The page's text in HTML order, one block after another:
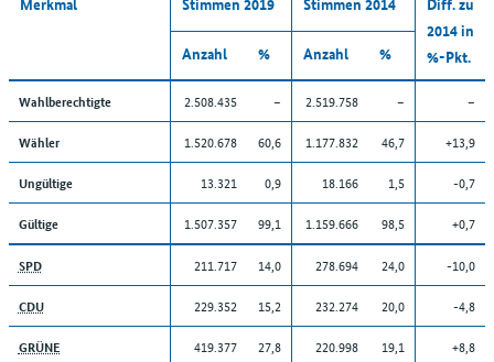
2014 in
%-Pkt.
Anzahl % Anzahl %
Wahlberechtigte 2.508.435 – 2.519.758 – –
Wähler 1.520.678 60,6 1.177.832 46,7 +13,9
Ungültige 13.321 0,9 18.166 1,5 -0,7
Gültige 1.507.357 99,1 1.159.666 98,5 +0,7
SPD 211.717 14,0 278.694 24,0 -10,0
CDU 229.352 15,2 232.274 20,0 -4,8
GRÜNE 419.377 27,8 220.998 19,1 +8,8